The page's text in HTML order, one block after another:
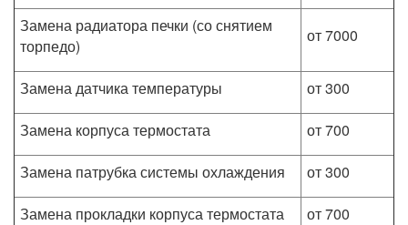
Замена радиатора печки (со снятием
торпедо)
от 7000
Замена датчика температуры
от 300
Замена корпуса термостата
от 700
Замена патрубка системы охлаждения
от 300
Замена прокладки корпуса термостата
от 700